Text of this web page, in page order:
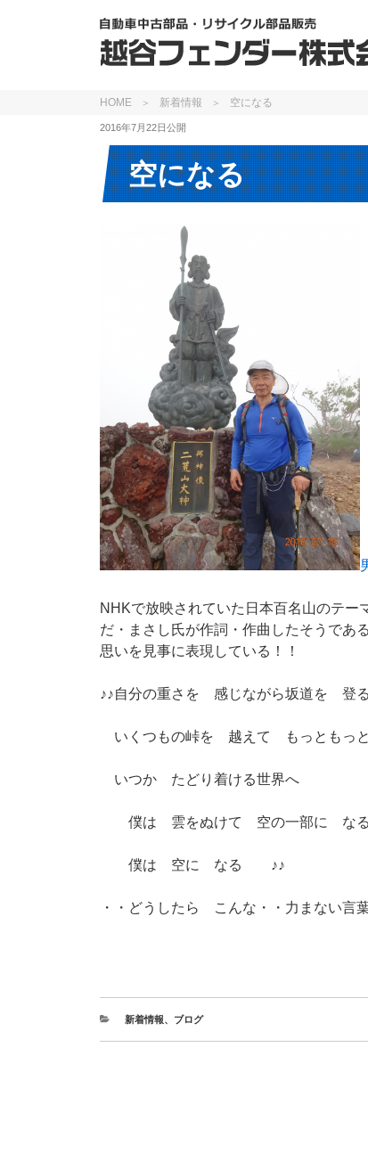
HOME 新着情報 空になる
2016年7月22日公開
空になる
NHKで放映されていた日本百名山のテ
だ・まさし氏が作詞・作曲したそうであ
思いを見事に表現している！！
♪♪自分の重さを 感じながら坂道を 登
いくつもの峠を 越えて もっともっ
いつか たどり着ける世界へ
僕は 雲をぬけて 空の一部に なる
僕は 空に なる ♪♪
・・どうしたら こんな・・力まない言
新着情報、 ブログ